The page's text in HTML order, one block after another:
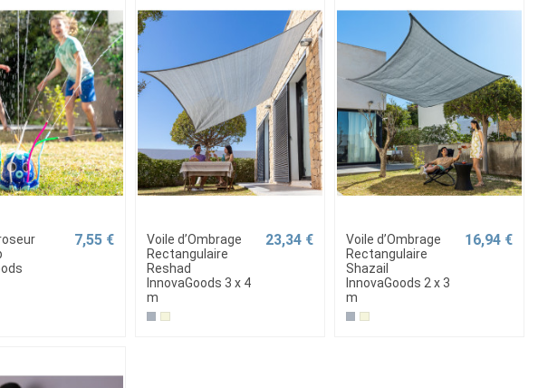
7,55 €
Voile d’Ombrage
Rectangulaire
Reshad
InnovaGoods 3 x 4
m
23,34 €
Voile d’Ombrage
Rectangulaire
Shazail
InnovaGoods 2 x 3
m
16,94 €